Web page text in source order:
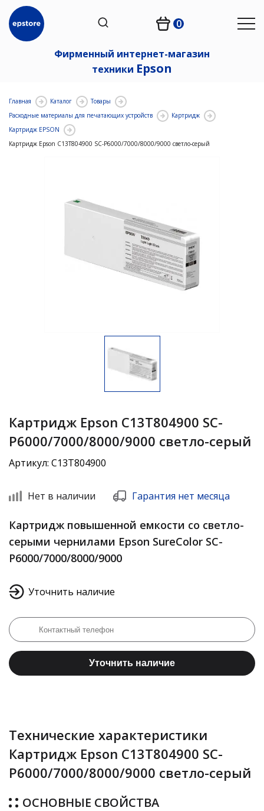
0
Фирменный интернет-магазин
техники Epson
Главная Каталог
Товары
Расходные материалы для печатающих устройств
Картридж
Картридж EPSON
Картридж Epson C13T804900 SC-P6000/7000/8000/9000 светло-серый
Картридж Epson C13T804900 SC-
P6000/7000/8000/9000 светло-серый
Артикул: C13T804900
Нет в наличии Гарантия нет месяца
Картридж повышенной емкости со светло-
серыми чернилами Epson SureColor SC-
P6000/7000/8000/9000
Уточнить наличие
Уточнить наличие
Технические характеристики
Картридж Epson C13T804900 SC-
P6000/7000/8000/9000 светло-серый
ОСНОВНЫЕ СВОЙСТВА